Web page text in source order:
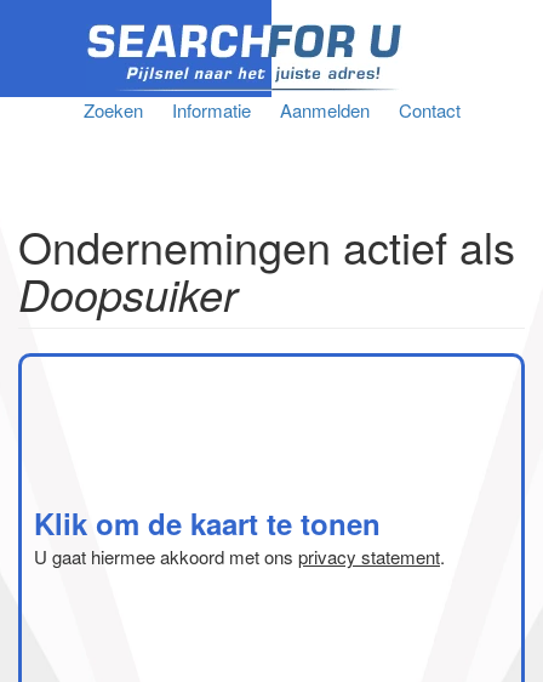
Zoeken Informatie Aanmelden Contact
Ondernemingen actief als
Doopsuiker
Klik om de kaart te tonen
U gaat hiermee akkoord met ons privacy statement.